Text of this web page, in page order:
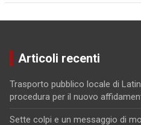
Articoli recenti
Trasporto pubblico locale di
procedura per il nuovo
Sette colpi e un messaggio di